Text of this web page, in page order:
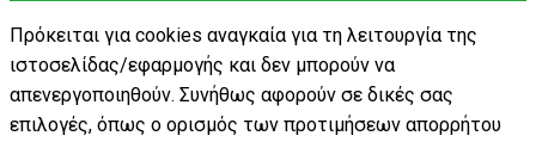
Πρόκειται για cookies αναγκαία για τη λειτουργία της
ιστοσελίδας/εφαρμογής και δεν μπορούν να
απενεργοποιηθούν. Συνήθως αφορούν σε δικές σας
επιλογές, όπως ο ορισμός των προτιμήσεων απορρήτου